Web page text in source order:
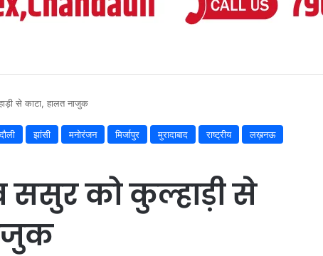
से काटा, हालत नाजुक
झांसी मनोरंजन मिर्जापुर मुरादाबाद राष्ट्रीय
लख़नऊ
ससुर को कुल्हाड़ी से